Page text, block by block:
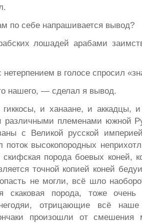
по себе напрашивается вывод?
лошадей арабами
в голосе спросил
нашего, — сделал я вывод.
и ханаане, и аккадцы,
различными племенами южной
с Великой русской
высокопородных
скифская порода боевых коней,
точной копией коней
не могли, всё шло
скаковая порода, тоже
отрицающие всё наше
произошли от